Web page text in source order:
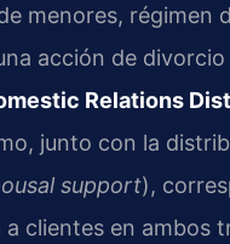
menores, régimen
acción de
Relations
junto con la
support),
clientes en ambos